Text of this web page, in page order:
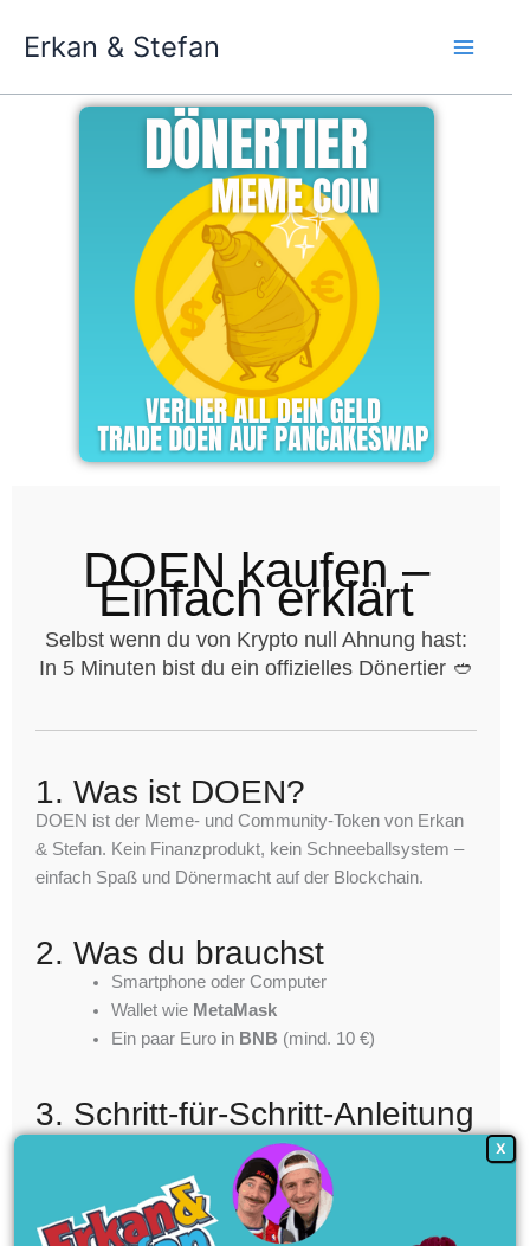
InhaltErkan & Stefan
DOEN kaufen –
Einfach erklärt
Selbst wenn du von Krypto null Ahnung hast:
In 5 Minuten bist du ein offizielles Dönertier 🥙
1. Was ist DOEN?
DOEN ist der Meme- und Community-Token von Erkan
& Stefan. Kein Finanzprodukt, kein Schneeballsystem –
einfach Spaß und Dönermacht auf der Blockchain.
2. Was du brauchst
Smartphone oder Computer
Wallet wie MetaMask
Ein paar Euro in BNB (mind. 10 €)
3. Schritt-für-Schritt-Anleitung
🔹 Schritt 1: MetaMask installieren
MetaMaskinstallieren (App oder Browser-Erweiterung).
Wallet anlegen und die 12 Wörter sicher speichern.
X